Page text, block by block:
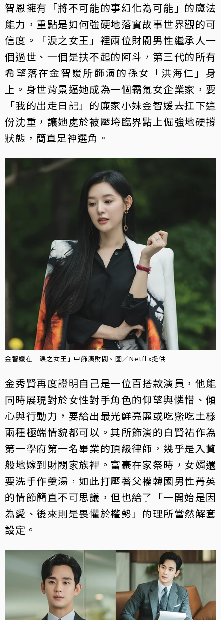
智恩擁有「將不可能的事幻化為可能」的魔法
能力，重點是如何強硬地落實故事世界觀的可
信度。「淚之女王」裡兩位財閥男性繼承人一
個過世、一個是扶不起的阿斗，第三代的所有
希望落在金智媛所飾演的孫女「洪海仁」身
上。身世背景逼她成為一個霸氣女企業家，要
「我的出走日記」的廉家小妹金智媛去扛下這
份沈重，讓她處於被壓垮臨界點上倔強地硬撐
狀態，簡直是神選角。
金智媛在「淚之女王」中飾演財閥。圖／Netflix提供
金秀賢再度證明自己是一位百搭款演員，他能
同時展現對於女性對手角色的仰望與憐惜、傾
心與行動力，要給出最光鮮亮麗或吃鱉吃土樣
兩種極端情貌都可以。其所飾演的白賢祐作為
第一學府第一名畢業的頂級律師，幾乎是入贅
般地嫁到財閥家族裡。富豪在家祭時，女婿還
要洗手作羹湯，如此打壓著父權韓國男性菁英
的情節簡直不可思議，但也給了「一開始是因
為愛、後來則是畏懼於權勢」的理所當然解套
設定。